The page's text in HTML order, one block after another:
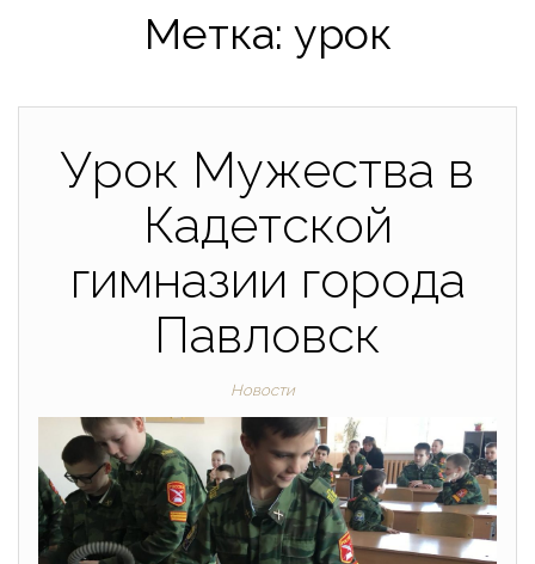
Отечества"
Метка: урок
Урок Мужества в
Кадетской
гимназии города
Павловск
Новости